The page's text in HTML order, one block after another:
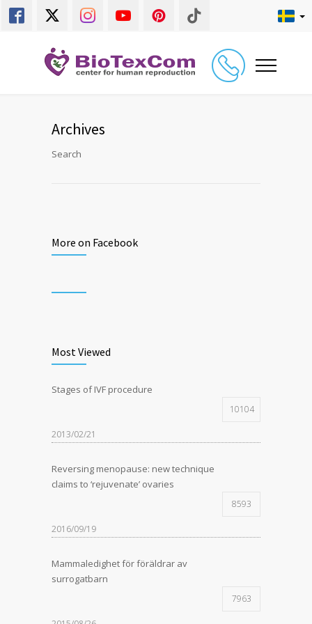
Archives
Search
More on Facebook
Most Viewed
Stages of IVF procedure
10104
2013/02/21
Reversing menopause: new technique
claims to ‘rejuvenate’ ovaries
8593
2016/09/19
Mammaledighet för föräldrar av
surrogatbarn
7963